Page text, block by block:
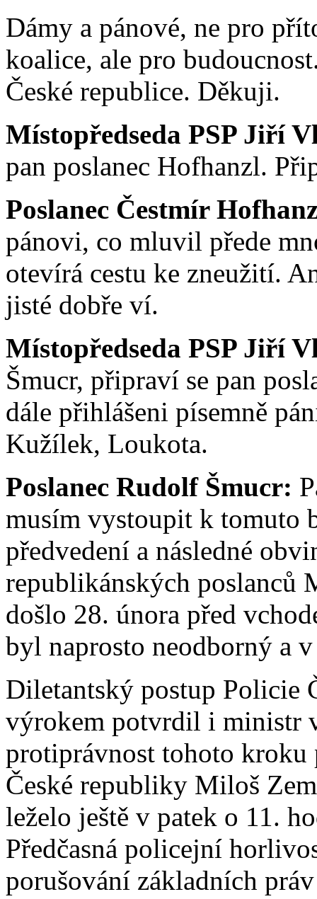
Dámy a pánové, ne pro
koalice, ale pro
České republice. Děkuji.
Místopředseda PSP Jiří
pan poslanec Hofhanzl.
Poslanec Čestmír
pánovi, co mluvil přede
otevírá cestu ke zneužití.
jisté dobře ví.
Místopředseda PSP Jiří
Šmucr, připraví se pan
dále přihlášeni písemně
Kužílek, Loukota.
Poslanec Rudolf Šmucr:
musím vystoupit k tomuto
předvedení a následné
republikánských poslanců
došlo 28. února před
byl naprosto neodborný a
Diletantský postup Policie
výrokem potvrdil i ministr
protiprávnost tohoto kroku
České republiky Miloš
leželo ještě v patek o 11.
Předčasná policejní
porušování základních